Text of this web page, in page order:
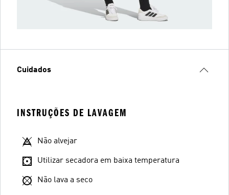
Cuidados
INSTRUÇÕES DE LAVAGEM
Não alvejar
Utilizar secadora em baixa temperatura
Não lava a seco